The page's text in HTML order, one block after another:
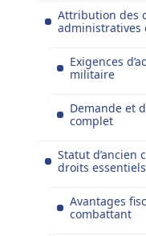
Attribution des
administratives
Exigences
militaire
Demande et
complet
Statut d’ancien
droits essentiels
Avantages
combattant